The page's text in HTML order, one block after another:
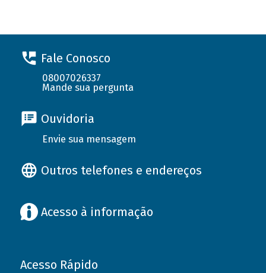
Fale Conosco
08007026337
Mande sua pergunta
Ouvidoria
Envie sua mensagem
Outros telefones e endereços
Acesso à informação
Acesso Rápido